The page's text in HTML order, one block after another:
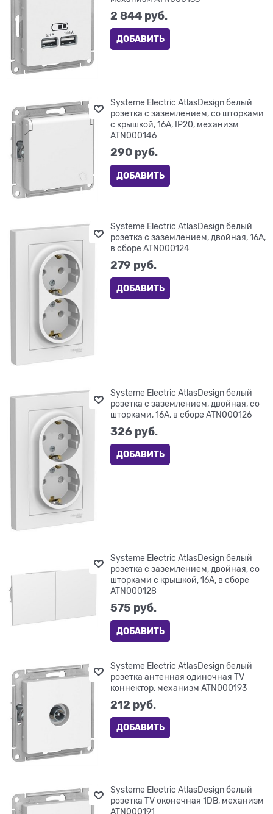
2 844 руб.
ДОБАВИТЬ
Systeme Electric AtlasDesign белый
розетка с заземлением, со шторками
с крышкой, 16А, IP20, механизм
ATN000146
290 руб.
ДОБАВИТЬ
Systeme Electric AtlasDesign белый
розетка с заземлением, двойная, 16А,
в сборе ATN000124
279 руб.
ДОБАВИТЬ
Systeme Electric AtlasDesign белый
розетка с заземлением, двойная, со
шторками, 16А, в сборе ATN000126
326 руб.
ДОБАВИТЬ
Systeme Electric AtlasDesign белый
розетка с заземлением, двойная, со
шторками с крышкой, 16А, в сборе
ATN000128
575 руб.
ДОБАВИТЬ
Systeme Electric AtlasDesign белый
розетка антенная одиночная TV
коннектор, механизм ATN000193
212 руб.
ДОБАВИТЬ
Systeme Electric AtlasDesign белый
розетка TV оконечная 1DB, механизм
ATN000191